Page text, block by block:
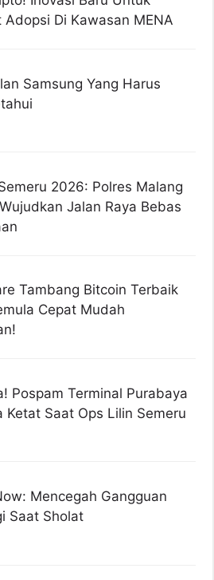
Adopsi Di Kawasan MENA
Samsung Yang Harus
2026: Polres Malang
Jalan Raya Bebas
Tambang Bitcoin Terbaik
Cepat Mudah
Pospam Terminal Purabaya
Ketat Saat Ops Lilin Semeru
Mencegah Gangguan
Saat Sholat